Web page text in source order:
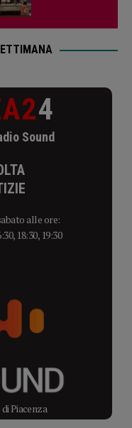
4
Sound
alle ore:
18:30, 19:30
Piacenza